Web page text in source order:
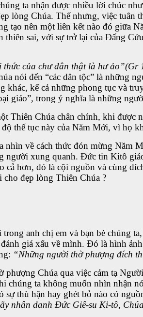
ta nhận được nhiều lời chúc
lòng Chúa. Thế nhưng, việc
tạo nên một liên kết nào đó giữa
thiên sai, với sự trở lại của Đấng
của chư dân thật là hư ảo”(Gr
nói đến “các dân tộc” là những
khác, kể cả những phong tục và
giáo”, trong ý nghĩa là những
Thiên Chúa chân chính, khi được
thế tục này của Năm Mới, vì họ
về cách thức đón mừng Năm
người xung quanh. Đức tin Kitô
hơn, đó là cội nguồn và cùng
cho đẹp lòng Thiên Chúa ?
anh chị em và bạn bè chúng
giá xấu về mình. Đó là hình
“Những người thờ phượng đích
Chúa qua việc cảm tạ
chúng ta không muốn nhìn nhận
sự thù hận hay ghét bỏ nào có
nhân danh Đức Giê-su Ki-tô,